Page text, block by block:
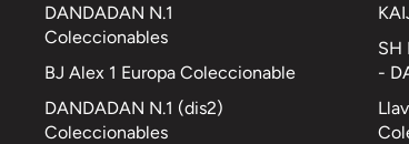
DANDADAN N.1
Coleccionables
BJ Alex 1 Europa Coleccionable
DANDADAN N.1 (dis2)
Coleccionables
SH
-